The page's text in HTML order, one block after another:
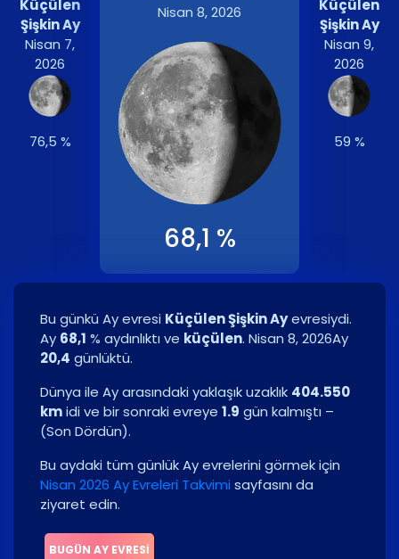
Küçülen
Şişkin Ay
Nisan 7,
2026
76,5 %
Nisan 8, 2026
68,1 %
Küçülen
Şişkin Ay
Nisan 9,
2026
59 %
Bu günkü Ay evresi Küçülen Şişkin Ayevresiydi.
Ay 68,1 % aydınlıktı ve küçülen. Nisan 8, 2026Ay
20,4 günlüktü.
Dünya ile Ay arasındaki yaklaşık uzaklık 404.550
kmidi ve bir sonraki evreye 1.9 gün kalmıştı –
(Son Dördün).
Bu aydaki tüm günlük Ay evrelerini görmek için
Nisan 2026 Ay Evreleri Takvimi sayfasını da
ziyaret edin.
BUGÜN AY EVRESI